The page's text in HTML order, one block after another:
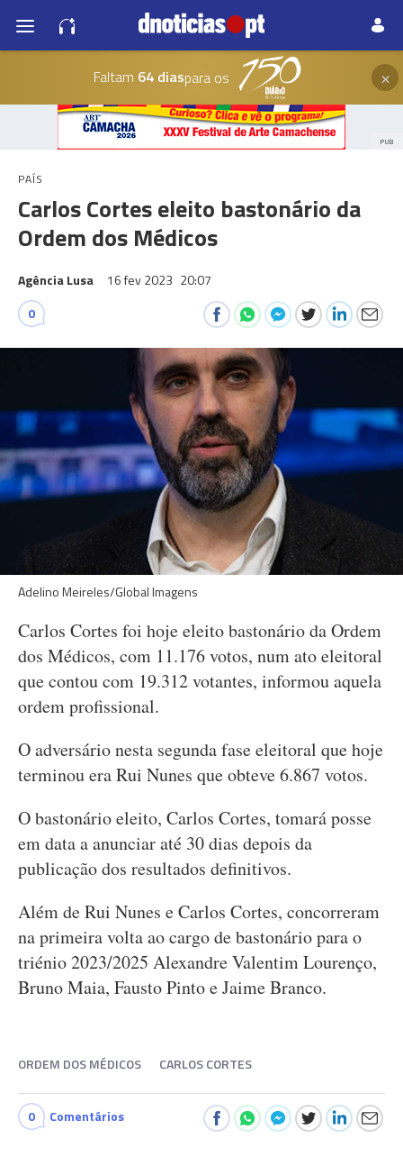
Faltam 64 diaspara os ×
PUB
PAÍS
Carlos Cortes eleito bastonário da
Ordem dos Médicos
Agência Lusa 16 fev 2023 20:07
0
Adelino Meireles/Global Imagens
Carlos Cortes foi hoje eleito bastonário da Ordem
dos Médicos, com 11.176 votos, num ato eleitoral
que contou com 19.312 votantes, informou aquela
ordem profissional.
O adversário nesta segunda fase eleitoral que hoje
terminou era Rui Nunes que obteve 6.867 votos.
O bastonário eleito, Carlos Cortes, tomará posse
em data a anunciar até 30 dias depois da
publicação dos resultados definitivos.
Além de Rui Nunes e Carlos Cortes, concorreram
na primeira volta ao cargo de bastonário para o
triénio 2023/2025 Alexandre Valentim Lourenço,
Bruno Maia, Fausto Pinto e Jaime Branco.
ORDEM DOS MÉDICOS CARLOS CORTES
0 Comentários